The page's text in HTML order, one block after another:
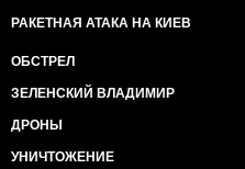
РАКЕТНАЯ АТАКА НА КИЕВ
ОБСТРЕЛ
ЗЕЛЕНСКИЙ ВЛАДИМИР
ДРОНЫ
УНИЧТОЖЕНИЕ